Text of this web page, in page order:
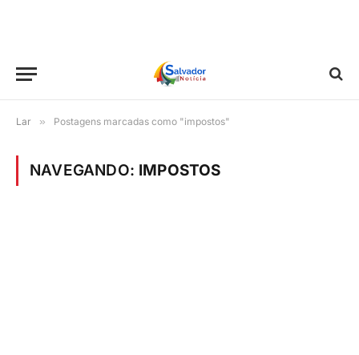
Lar » Postagens marcadas como "impostos"
NAVEGANDO: IMPOSTOS